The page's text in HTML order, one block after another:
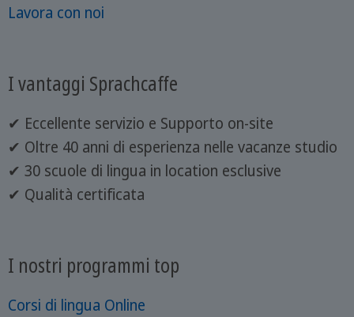
Lavora con noi
I vantaggi Sprachcaffe
✔ Eccellente servizio e Supporto on-site
✔ Oltre 40 anni di esperienza nelle vacanze studio
✔ 30 scuole di lingua in location esclusive
✔ Qualità certificata
I nostri programmi top
Corsi di lingua Online